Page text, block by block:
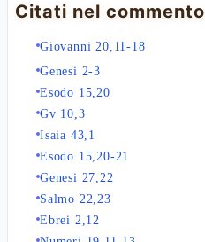
Citati nel commento
Giovanni 20,11-18
Genesi 2-3
Esodo 15,20
Gv 10,3
Isaia 43,1
Esodo 15,20-21
Genesi 27,22
Salmo 22,23
Ebrei 2,12